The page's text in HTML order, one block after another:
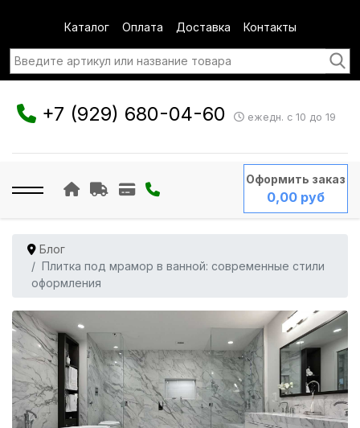
Каталог Оплата Доставка Контакты
+7 (929) 680-04-60 ежедн. с 10 до 19
Оформить заказ
0,00 руб
Блог
Плитка под мрамор в ванной: современные стили
оформления